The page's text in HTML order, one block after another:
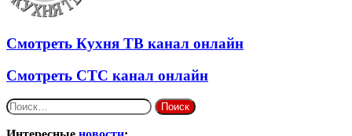
Смотреть Кухня ТВ канал онлайн
Смотреть СТС канал онлайн
Найти: